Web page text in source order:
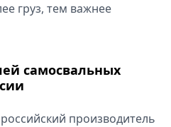
груз, тем важнее
самосвальных
производитель